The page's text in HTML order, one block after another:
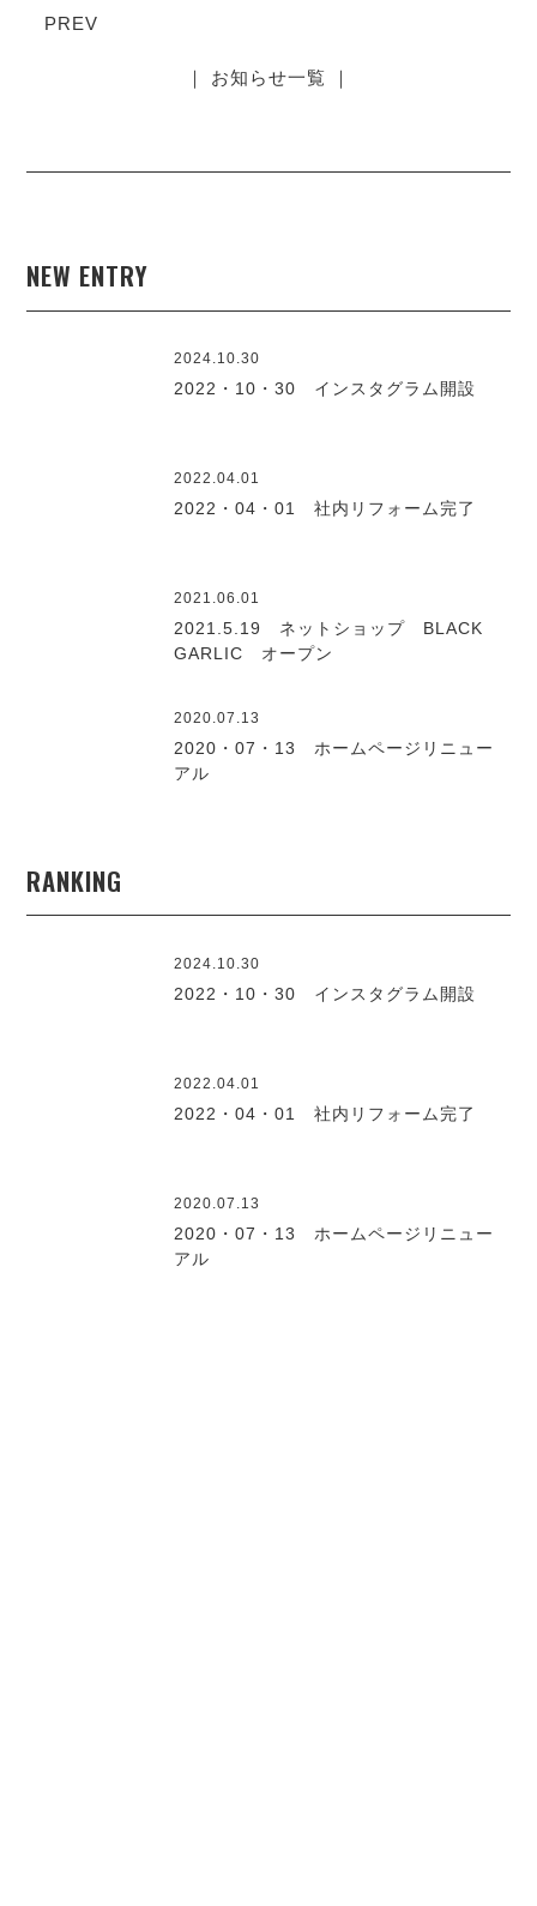
PREV
｜ お知らせ一覧 ｜
NEW ENTRY
2024.10.30
2022・10・30 インスタグラム開設
2022.04.01
2022・04・01 社内リフォーム完了
2021.06.01
2021.5.19 ネットショップ BLACK
GARLIC オープン
2020.07.13
2020・07・13 ホームページリニュー
アル
RANKING
2024.10.30
2022・10・30 インスタグラム開設
2022.04.01
2022・04・01 社内リフォーム完了
2020.07.13
2020・07・13 ホームページリニュー
アル